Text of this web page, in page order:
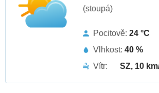
(stoupá)
Pocitově: 24 °C
Vlhkost: 40 %
Vítr:
SZ, 10